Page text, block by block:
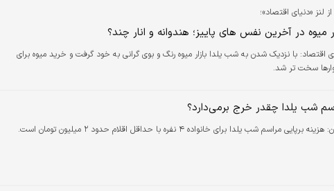
از لنز «دنیای اقتصاد»؛
میوه در آخرین نفس های پاییز؛ هندوانه و انار چند؟
اقتصاد: با نزدیک شدن به شب یلدا بازار میوه رنگ و بوی گرانی به خود گرفت و خرید میوه برای
سخت تر شد.
شب یلدا چقدر خرج بر‌می‌دارد؟
هزینه برپایی مراسم شب یلدا برای خانواده ۴ نفره با حداقل اقلام حدود ۲ میلیون تومان است.